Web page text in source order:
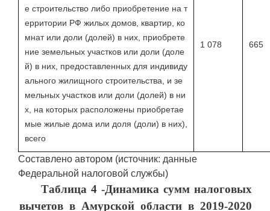
е строительство либо приобретение на т
ерритории РФ жилых домов, квартир, ко
мнат или доли (долей) в них, приобрете
ние земельных участков или доли (доле
й) в них, предоставленных для индивиду
ального жилищного строительства, и зе
мельных участков или доли (долей) в ни
х, на которых расположены приобретае
мые жилые дома или доля (доли) в них),
всего
1 078 665
Составлено автором (источник: данные
Федеральной налоговой службы)
Таблица 4 -Динамика сумм налоговых
вычетов в Амурской области в 2019-2020